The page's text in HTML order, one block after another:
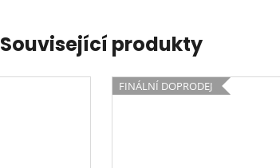
Související produkty
FINÁLNÍ DOPRODEJ